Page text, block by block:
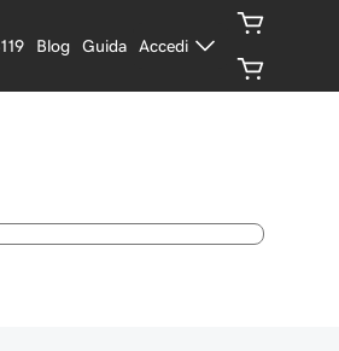
Blog Guida Accedi